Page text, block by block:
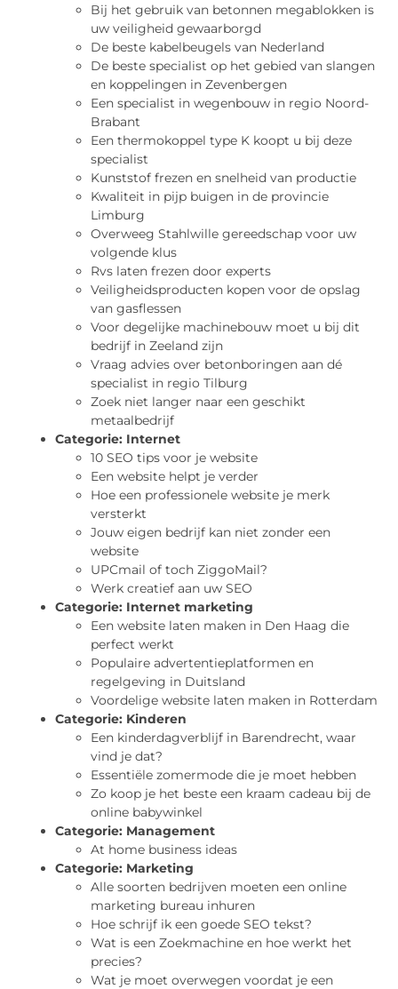
Bij het gebruik van betonnen megablokken is
uw veiligheid gewaarborgd
De beste kabelbeugels van Nederland
De beste specialist op het gebied van slangen
en koppelingen in Zevenbergen
Een specialist in wegenbouw in regio Noord-
Brabant
Een thermokoppel type K koopt u bij deze
specialist
Kunststof frezen en snelheid van productie
Kwaliteit in pijp buigen in de provincie
Limburg
Overweeg Stahlwille gereedschap voor uw
volgende klus
Rvs laten frezen door experts
Veiligheidsproducten kopen voor de opslag
van gasflessen
Voor degelijke machinebouw moet u bij dit
bedrijf in Zeeland zijn
Vraag advies over betonboringen aan dé
specialist in regio Tilburg
Zoek niet langer naar een geschikt
metaalbedrijf
Categorie: Internet
10 SEO tips voor je website
Een website helpt je verder
Hoe een professionele website je merk
versterkt
Jouw eigen bedrijf kan niet zonder een
website
UPCmail of toch ZiggoMail?
Werk creatief aan uw SEO
Categorie: Internet marketing
Een website laten maken in Den Haag die
perfect werkt
Populaire advertentieplatformen en
regelgeving in Duitsland
Voordelige website laten maken in Rotterdam
Categorie: Kinderen
Een kinderdagverblijf in Barendrecht, waar
vind je dat?
Essentiële zomermode die je moet hebben
Zo koop je het beste een kraam cadeau bij de
online babywinkel
Categorie: Management
At home business ideas
Categorie: Marketing
Alle soorten bedrijven moeten een online
marketing bureau inhuren
Hoe schrijf ik een goede SEO tekst?
Wat is een Zoekmachine en hoe werkt het
precies?
Wat je moet overwegen voordat je een